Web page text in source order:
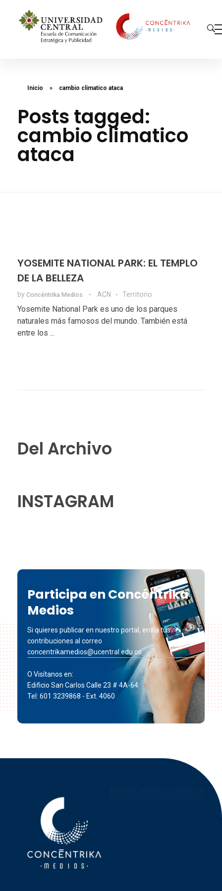
Inicio » cambio climatico ataca
Posts tagged:
cambio climatico
ataca
YOSEMITE NATIONAL PARK: EL TEMPLO
DE LA BELLEZA
by Concéntrika Medios ACN Territorio
Yosemite National Park es uno de los parques
naturales más famosos del mundo. También está
entre los ...
Del Archivo
INSTAGRAM
Participa en Concéntrika
Medios
Si quieres publicar en nuestro portal, envía tus
contribuciones al correo
concentrikamedios@ucentral.edu.co
O Visítanos en:
Edificio San Carlos Calle 23 # 4A-64
Tel: 601 3239868 - Ext. 4060